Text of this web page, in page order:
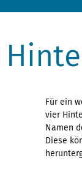
Für ein
vier
Namen
Diese